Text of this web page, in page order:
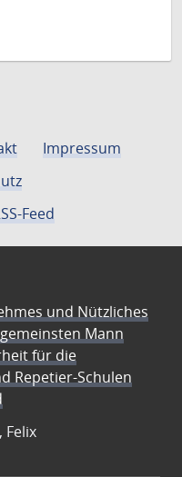
Impressum
Feed
und Nützliches
Mann
für die
Repetier-Schulen
Felix